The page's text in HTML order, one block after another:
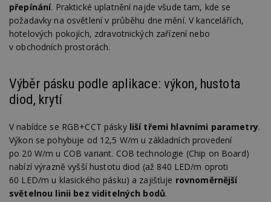
přepínání. Praktické uplatnění najde všude tam, kde se
požadavky na osvětlení v průběhu dne mění. V kancelářích,
hotelových pokojích, zdravotnických zařízení nebo
v obchodních prostorách.
Výběr pásku podle aplikace: výkon, hustota
diod, krytí
V nabídce se RGB+CCT pásky liší třemi hlavními parametry.
Výkon se pohybuje od 12,5 W/m u základních provedení
po 20 W/m u COB variant. COB technologie (Chip on Board)
nabízí výrazně vyšší hustotu diod (až 840 LED/m oproti
60 LED/m u klasického pásku) a zajišťuje rovnoměrnější
světelnou linii bez viditelných bodů.